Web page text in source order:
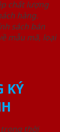
chất lượng
hàng.
sách bán
mẫu mã, loại
KÝ
trong thời